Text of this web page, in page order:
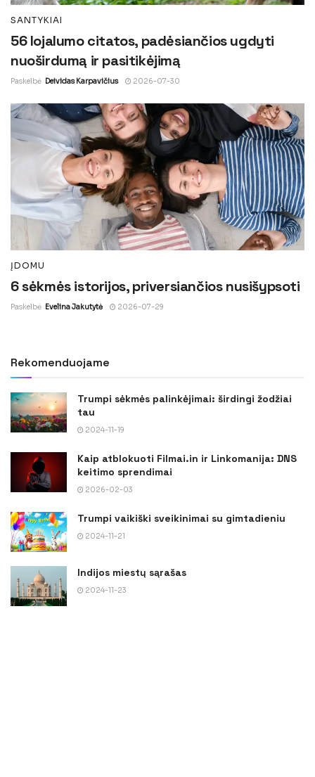
SANTYKIAI
56 lojalumo citatos, padėsiančios ugdyti
nuoširdumą ir pasitikėjimą
Paskelbė Deividas Karpavičius 2026-07-30
ĮDOMU
6 sėkmės istorijos, priversiančios nusišypsoti
Paskelbė Evelina Jakutytė 2026-07-29
Rekomenduojame
Trumpi sėkmės palinkėjimai: širdingi žodžiai
tau
2024-11-19
Kaip atblokuoti Filmai.in ir Linkomanija: DNS
keitimo sprendimai
2026-02-03
Trumpi vaikiški sveikinimai su gimtadieniu
2024-11-21
Indijos miestų sąrašas
2024-11-23